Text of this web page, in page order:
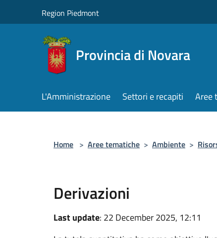
Region Piedmont
Provincia di Novara
L'Amministrazione Settori e recapiti Aree
Home > Aree tematiche > Ambiente >
Derivazioni
Last update: 22 December 2025, 12:11